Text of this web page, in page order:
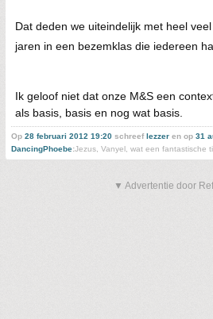
Dat deden we uiteindelijk met heel
jaren in een bezemklas die iedereen
Ik geloof niet dat onze M&S een
als basis, basis en nog wat basis.
Op 28 februari 2012 19:20 schreeflezzer en op 31
DancingPhoebe:Jezus, Vanyel, wat een fantastische
▼ Advertentie door